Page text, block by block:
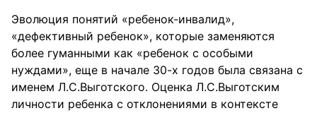
Эволюция понятий «ребенок-инвалид»,
«дефективный ребенок», которые заменяются
более гуманными как «ребенок с особыми
нуждами», еще в начале 30-х годов была связана с
именем Л.С.Выготского. Оценка Л.С.Выготским
личности ребенка с отклонениями в контексте